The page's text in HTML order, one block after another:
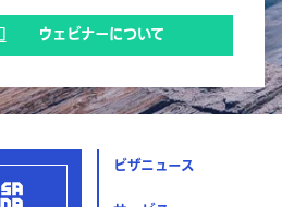
ウェビナーについて
ビザニュース